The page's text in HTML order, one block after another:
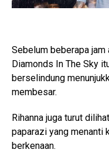
Sebelum beberapa jam
Diamonds In The Sky
berselindung
membesar.
Rihanna juga turut
paparazi yang menanti
berkenaan.